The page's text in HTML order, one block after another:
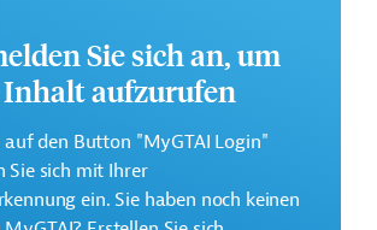
Sie sich an, um
Inhalt aufzurufen
auf den Button "MyGTAI Login"
Sie sich mit Ihrer
ein. Sie haben noch keinen